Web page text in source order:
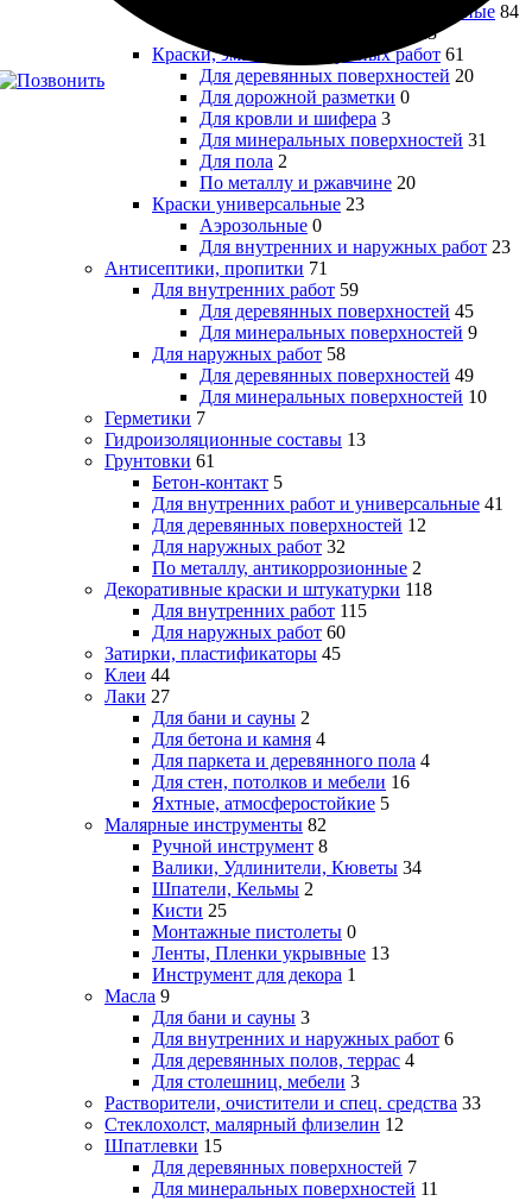
Для стен и потолков универсальные 84
23
Краски, эмали для наружных работ 61
Для деревянных поверхностей 20
Для дорожной разметки 0
Для кровли и шифера 3
Для минеральных поверхностей 31
Для пола 2
По металлу и ржавчине 20
Краски универсальные 23
Аэрозольные 0
Для внутренних и наружных работ 23
Антисептики, пропитки 71
Для внутренних работ 59
Для деревянных поверхностей 45
Для минеральных поверхностей 9
Для наружных работ 58
Для деревянных поверхностей 49
Для минеральных поверхностей 10
Герметики 7
Гидроизоляционные составы 13
Грунтовки 61
Бетон-контакт 5
Для внутренних работ и универсальные 41
Для деревянных поверхностей 12
Для наружных работ 32
По металлу, антикоррозионные 2
Декоративные краски и штукатурки 118
Для внутренних работ 115
Для наружных работ 60
Затирки, пластификаторы 45
Клеи 44
Лаки 27
Для бани и сауны 2
Для бетона и камня 4
Для паркета и деревянного пола 4
Для стен, потолков и мебели 16
Яхтные, атмосферостойкие 5
Малярные инструменты 82
Ручной инструмент 8
Валики, Удлинители, Кюветы 34
Шпатели, Кельмы 2
Кисти 25
Монтажные пистолеты 0
Ленты, Пленки укрывные 13
Инструмент для декора 1
Масла 9
Для бани и сауны 3
Для внутренних и наружных работ 6
Для деревянных полов, террас 4
Для столешниц, мебели 3
Растворители, очистители и спец. средства 33
Стеклохолст, малярный флизелин 12
Шпатлевки 15
Для деревянных поверхностей 7
Для минеральных поверхностей 11